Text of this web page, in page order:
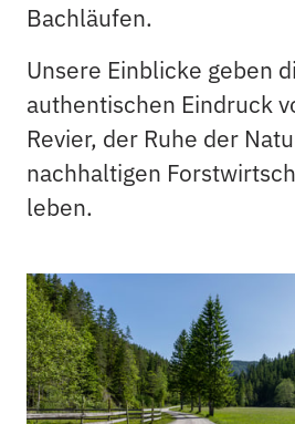
Bachläufen.
Unsere Einblicke geben
authentischen Eindruck
Revier, der Ruhe der
nachhaltigen
leben.